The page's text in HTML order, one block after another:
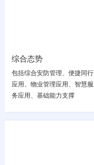
综合态势
包括综合安防管理、便捷同行
应用、物业管理应用、智慧服
务应用、基础能力支撑